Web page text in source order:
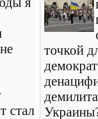
стал
точкой